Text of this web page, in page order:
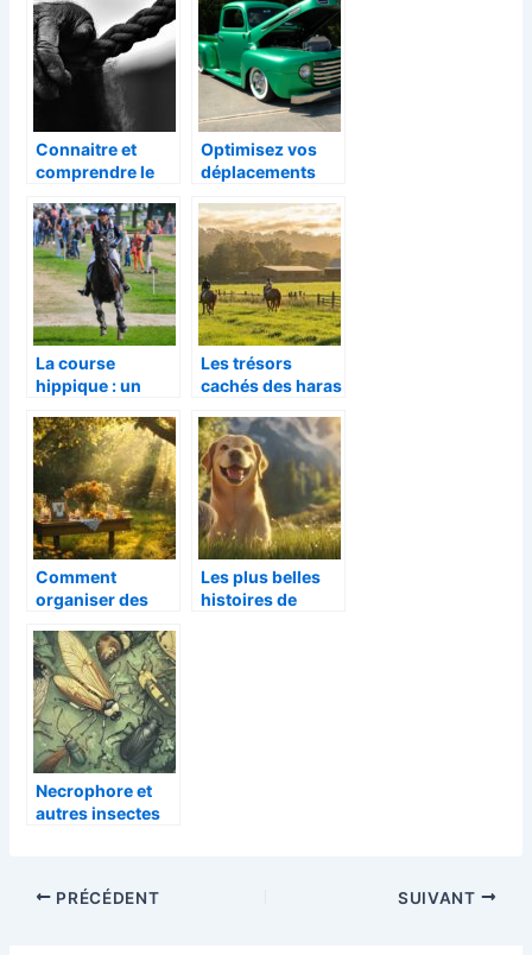
Connaitre et
comprendre le
Optimisez vos
déplacements
un véhicule
adapté pour les
chevaux
La course
hippique : un
fascinant alliant
tradition, vitesse
et élégance
Les trésors
cachés des haras
escapade pour
petits et grands
amoureux des
chevaux
Comment
organiser des
personnalisées
pour votre
animal de
compagnie via le
service Au Revoir
Compagnon
Les plus belles
histoires de
Necrophore et
autres insectes
PRÉCÉDENT SUIVANT